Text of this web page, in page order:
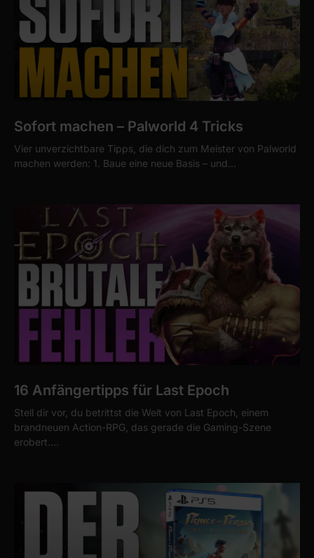
Sofort machen – Palworld 4 Tricks
Vier unverzichtbare Tipps, die dich zum Meister von Palworld
machen werden: 1. Baue eine neue Basis – und…
16 Anfängertipps für Last Epoch
Stell dir vor, du betrittst die Welt von Last Epoch, einem
brandneuen Action-RPG, das gerade die Gaming-Szene
erobert.…